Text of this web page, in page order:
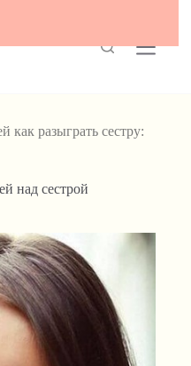
как разыграть сестру:
над сестрой